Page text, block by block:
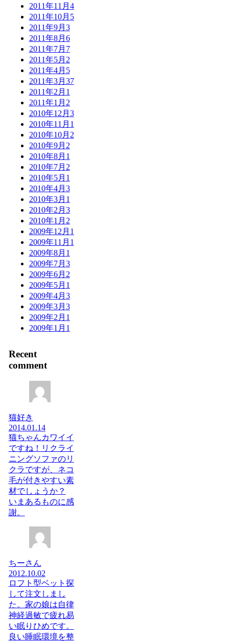
2011年11月 4
2011年10月 5
2011年9月 3
2011年8月 6
2011年7月 7
2011年5月 2
2011年4月 5
2011年3月 37
2011年2月 1
2011年1月 2
2010年12月 3
2010年11月 1
2010年10月 2
2010年9月 2
2010年8月 1
2010年7月 2
2010年5月 1
2010年4月 3
2010年3月 1
2010年2月 3
2010年1月 2
2009年12月 1
2009年11月 1
2009年8月 1
2009年7月 3
2009年6月 2
2009年5月 1
2009年4月 3
2009年3月 3
2009年2月 1
2009年1月 1
Recent
comment
猫好き
2014.01.14
猫ちゃんカワイイ
ですね！リクライ
ニングソファのリ
クラですが、ネコ
毛が付きやすい素
材でしょうか？
いまあるものに感
謝。
ちーさん
2012.10.02
ロフト型ベット探
して注文しまし
た。家の娘は自律
神経過敏で疲れ易
い眠りひめです。
良い睡眠環境を整